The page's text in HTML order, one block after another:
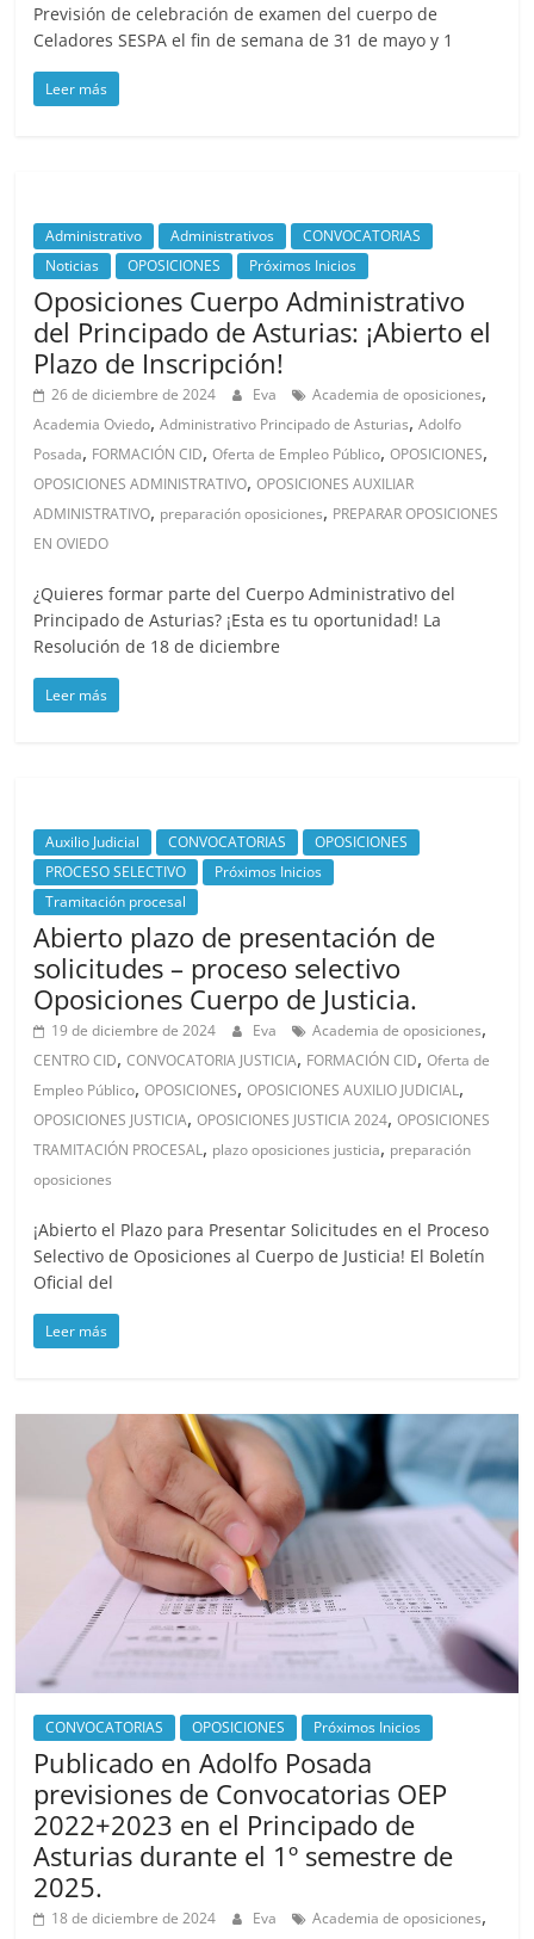
Previsión de celebración de examen del cuerpo de
Celadores SESPA el fin de semana de 31 de mayo y 1
Leer más
Administrativo Administrativos
CONVOCATORIAS
Noticias
OPOSICIONES Próximos Inicios
Oposiciones Cuerpo Administrativo
del Principado de Asturias: ¡Abierto el
Plazo de Inscripción!
26 de diciembre de 2024 Eva Academia de oposiciones,
Academia Oviedo,Administrativo Principado de Asturias,Adolfo
Posada, FORMACIÓN CID,Oferta de Empleo Público,OPOSICIONES,
OPOSICIONES ADMINISTRATIVO,OPOSICIONES AUXILIAR
ADMINISTRATIVO, preparación oposiciones, PREPARAR OPOSICIONES
EN OVIEDO
¿Quieres formar parte del Cuerpo Administrativo del
Principado de Asturias? ¡Esta es tu oportunidad! La
Resolución de 18 de diciembre
Leer más
Auxilio Judicial CONVOCATORIAS
OPOSICIONES
PROCESO SELECTIVO
Próximos Inicios
Tramitación procesal
Abierto plazo de presentación de
solicitudes – proceso selectivo
Oposiciones Cuerpo de Justicia.
19 de diciembre de 2024 Eva Academia de oposiciones,
CENTRO CID,CONVOCATORIA JUSTICIA, FORMACIÓN CID,Oferta de
Empleo Público,OPOSICIONES,OPOSICIONES AUXILIO JUDICIAL,
OPOSICIONES JUSTICIA,OPOSICIONES JUSTICIA 2024,OPOSICIONES
TRAMITACIÓN PROCESAL, plazo oposiciones justicia, preparación
oposiciones
¡Abierto el Plazo para Presentar Solicitudes en el Proceso
Selectivo de Oposiciones al Cuerpo de Justicia! El Boletín
Oficial del
Leer más
CONVOCATORIAS OPOSICIONES Próximos Inicios
Publicado en Adolfo Posada
previsiones de Convocatorias OEP
2022+2023 en el Principado de
Asturias durante el 1º semestre de
2025.
18 de diciembre de 2024 Eva Academia de oposiciones,